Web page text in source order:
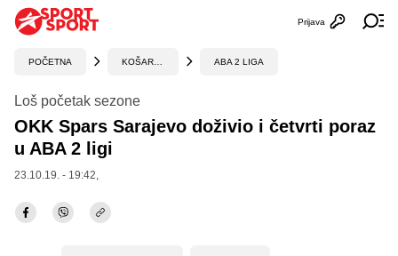
Otvori
Prijava
POČETNA ABA 2 LIGA
Loš početak sezone
OKK Spars Sarajevo doživio i četvrti poraz
u ABA 2 ligi
23.10.19. - 19:42,